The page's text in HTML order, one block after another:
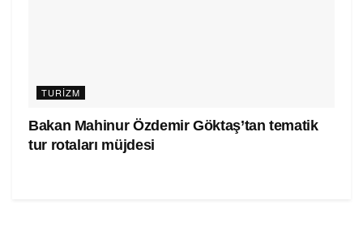
TURIZM
Bakan Mahinur Özdemir Göktaş’tan tematik
tur rotaları müjdesi